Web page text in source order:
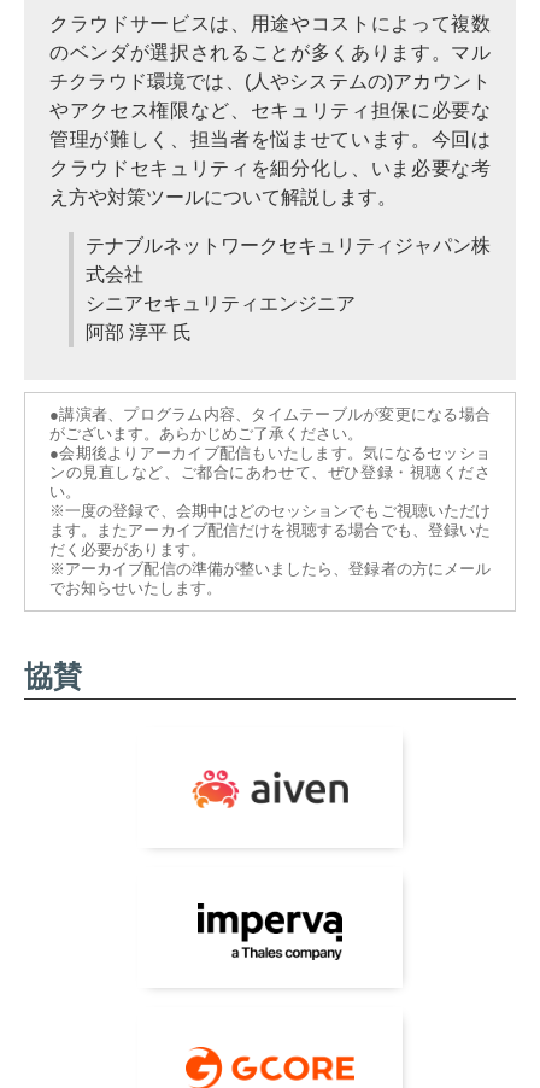
クラウドサービスは、用途やコストによって複数
のベンダが選択されることが多くあります。マル
チクラウド環境では、(人やシステムの)アカウント
やアクセス権限など、セキュリティ担保に必要な
管理が難しく、担当者を悩ませています。今回は
クラウドセキュリティを細分化し、いま必要な考
え方や対策ツールについて解説します。
テナブルネットワークセキュリティジャパン株
式会社
シニアセキュリティエンジニア
阿部 淳平 氏
●講演者、プログラム内容、タイムテーブルが変更になる場合
がございます。あらかじめご了承ください。
●会期後よりアーカイブ配信もいたします。気になるセッショ
ンの見直しなど、ご都合にあわせて、ぜひ登録・視聴くださ
い。
※一度の登録で、会期中はどのセッションでもご視聴いただけ
ます。またアーカイブ配信だけを視聴する場合でも、登録いた
だく必要があります。
※アーカイブ配信の準備が整いましたら、登録者の方にメール
でお知らせいたします。
協賛